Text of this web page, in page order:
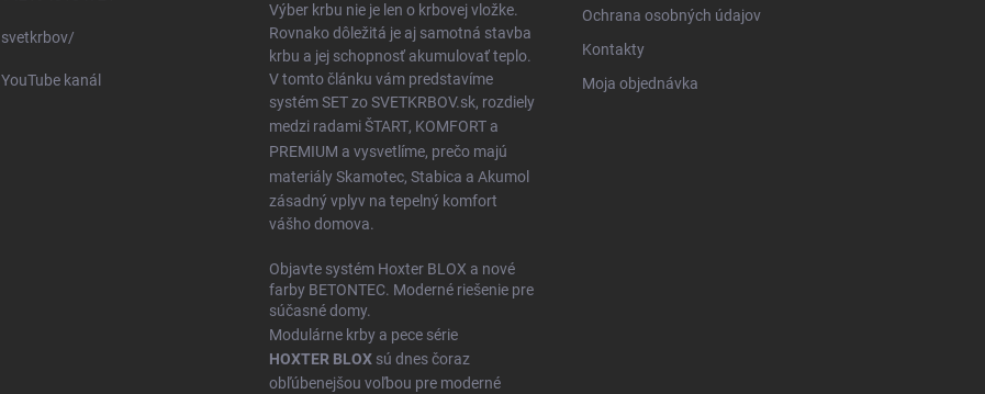
svetkrbov/
YouTube kanál
Výber krbu nie je len o krbovej vložke.
Rovnako dôležitá je aj samotná stavba
krbu a jej schopnosť akumulovať teplo.
V tomto článku vám predstavíme
systém SET zo SVETKRBOV.sk, rozdiely
medzi radamiŠTART, KOMFORT a
PREMIUM a vysvetlíme, prečo majú
materiálySkamotec, Stabica a Akumol
zásadný vplyv na tepelný komfort
vášho domova.
Objavte systém Hoxter BLOX a nové
farby BETONTEC. Moderné riešenie pre
súčasné domy.
Modulárne krby a pece série
HOXTER BLOX sú dnes čoraz
obľúbenejšou voľbou pre moderné
Ochrana osobných údajov
Kontakty
Moja objednávka